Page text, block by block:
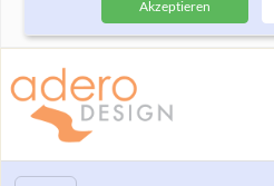
Akzeptieren